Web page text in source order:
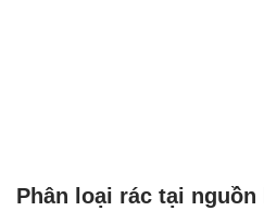
Phân loại rác tại